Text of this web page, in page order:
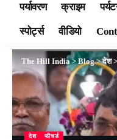
पर्यावरण क्राइम
स्पोर्ट्स वीडियो
The Hill India>Blog>देश>
देश फीचर्ड